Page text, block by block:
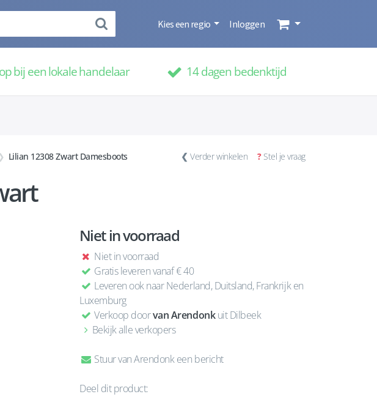
Kies een regio Inloggen
bij een lokale handelaar 14 dagen bedenktijd
Lilian 12308 Zwart Damesboots ❮ Verder winkelen ? Stel je vraag
Niet in voorraad
Niet in voorraad
Gratis leveren vanaf € 40
Leveren ook naar Nederland, Duitsland, Frankrijk en
Luxemburg
Verkoop doorvan Arendonkuit Dilbeek
Bekijk alle verkopers
Stuur van Arendonk een bericht
Deel dit product: